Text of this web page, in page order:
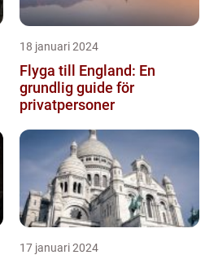
18 januari 2024
Flyga till England: En
grundlig guide för
privatpersoner
17 januari 2024